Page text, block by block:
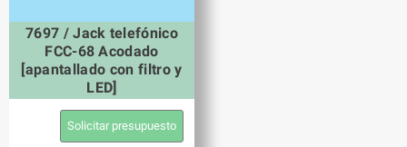
7697 / Jack telefónico
FCC-68 Acodado
[apantallado con filtro y
LED]
Solicitar presupuesto